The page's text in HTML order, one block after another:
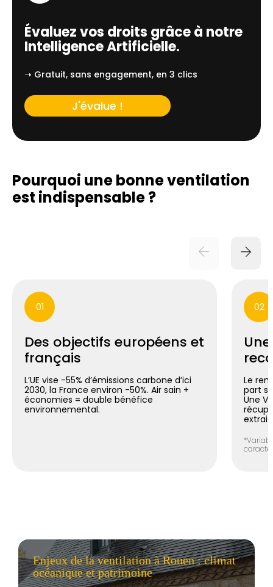
Évaluez vos droits grâce à notre
Intelligence Artificielle.
➝ Gratuit, sans engagement, en 3 clics
J'évalue !
Pourquoi une bonne ventilation
est indispensable ?
01
Des objectifs européens et
français
L’UE vise -55% d’émissions carbone d’ici
2030, la France environ -50%. Air sain +
économies = double bénéfice
environnemental.
02
Le
part
Une
Enjeux de la ventilation à Rouen : climat
océanique et patrimoine